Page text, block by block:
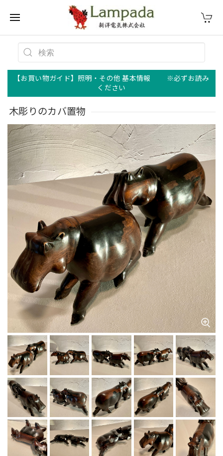
【お買い物ガイド】照明・その他 基本情報 ※必ずお読み
ください
木彫りのカバ置物